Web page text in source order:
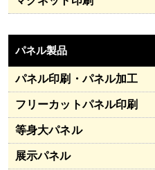
パネル製品
パネル印刷・パネル加工
フリーカットパネル印刷
等身大パネル
展示パネル